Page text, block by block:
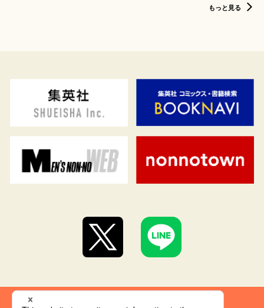
もっと見る